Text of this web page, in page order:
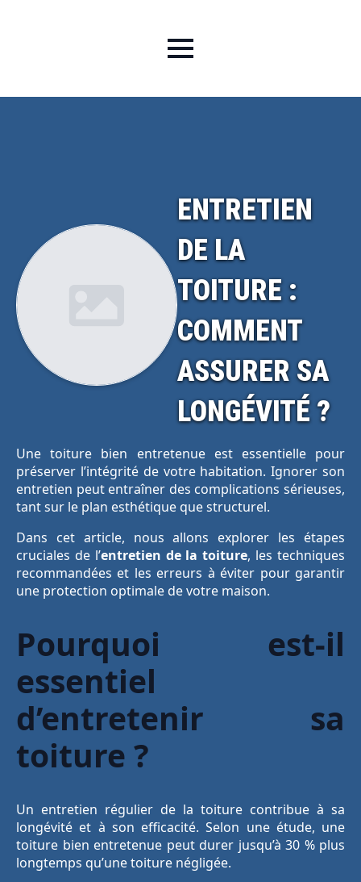
ENTRETIEN
DE LA
TOITURE :
COMMENT
ASSURER SA
LONGÉVITÉ ?
Une toiture bien entretenue est essentielle pour
préserver l’intégrité de votre habitation. Ignorer son
entretien peut entraîner des complications sérieuses,
tant sur le plan esthétique que structurel.
Dans cet article, nous allons explorer les étapes
cruciales de l’entretien de la toiture, les techniques
recommandées et les erreurs à éviter pour garantir
une protection optimale de votre maison.
Pourquoi est-il
essentiel
d’entretenir sa
toiture ?
Un entretien régulier de la toiture contribue à sa
longévité et à son efficacité. Selon une étude, une
toiture bien entretenue peut durer jusqu’à 30 % plus
longtemps qu’une toiture négligée.